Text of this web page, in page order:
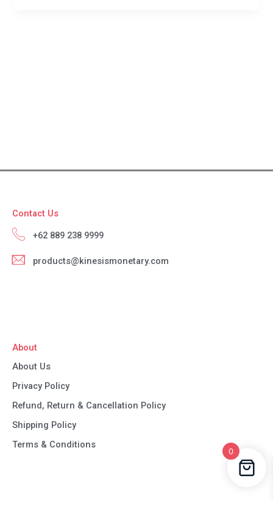
Contact Us
+62 889 238 9999
products@kinesismonetary.com
About
About Us
Privacy Policy
Refund, Return & Cancellation Policy
Shipping Policy
Terms & Conditions
0